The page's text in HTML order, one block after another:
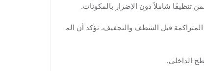
تنظيفًا شاملاً دون الإضرار بالمكونات.
قبل الشطف والتجفيف. نؤكد أن الم
الداخلي.